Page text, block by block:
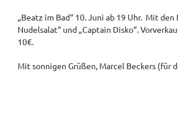
„Beatz im Bad“ 10. Juni ab 19 Uhr. Mit den
Nudelsalat“ und „Captain Disko“.
10€.
Mit sonnigen Grüßen, Marcel Beckers (für